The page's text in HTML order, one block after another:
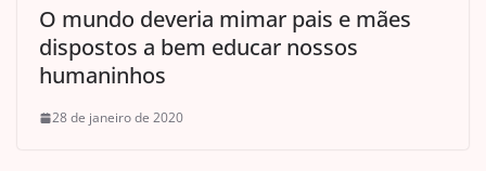
O mundo deveria mimar pais e mães
dispostos a bem educar nossos
humaninhos
28 de janeiro de 2020